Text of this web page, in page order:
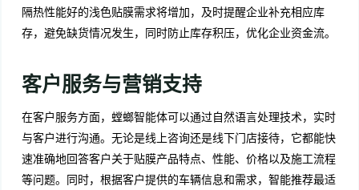
隔热性能好的浅色贴膜需求将增加，及时提醒企业补充相应库
存，避免缺货情况发生，同时防止库存积压，优化企业资金流。
客户服务与营销支持
在客户服务方面，螳螂智能体可以通过自然语言处理技术，实时
与客户进行沟通。无论是线上咨询还是线下门店接待，它都能快
速准确地回答客户关于贴膜产品特点、性能、价格以及施工流程
等问题。同时，根据客户提供的车辆信息和需求，智能推荐最适